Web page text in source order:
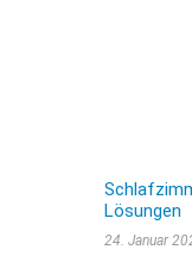
Lösungen
24. Januar